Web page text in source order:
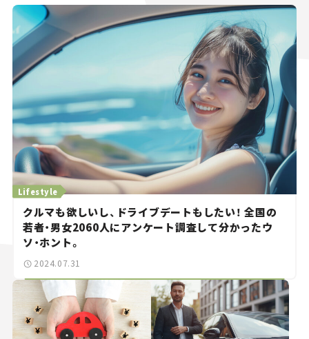
Lifestyle
クルマも欲しいし、ドライブデートもしたい！ 全国の
若者・男女2060人にアンケート調査して分かったウ
ソ・ホント。
2024.07.31